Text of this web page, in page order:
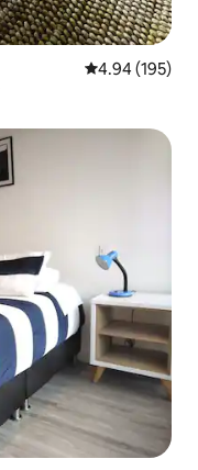
औसत रेटिंग 5 में से
4.94 (195)